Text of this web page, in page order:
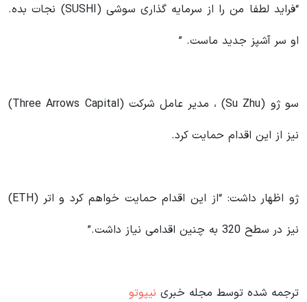
“فراید لطفا من را از سرمایه گذاری سوشی (SUSHI) نجات بده.
او سر آشپز جدید ماست. ”
سو ژو (Su Zhu) ، مدیر عامل شرکت (Three Arrows Capital)
نیز از این اقدام حمایت کرد.
ژو اظهار داشت: “از این اقدام حمایت خواهم کرد و اتر (ETH)
نیز در سطح 320 به چنین اقدامی نیاز داشت.”
ترجمه شده توسط مجله خبری نیپوتو